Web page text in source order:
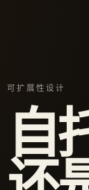
可扩展性设计
自